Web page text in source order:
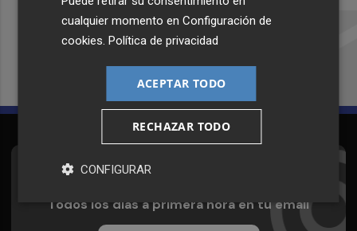
Recibe toda la actualidad de
Plaza Podcast en tu correo
Quiero suscribirme
Suscríbete al Boletín
Todos los días a primera hora en tu email
cualquier momento enConfiguración de
cookies.Política de privacidad
ACEPTAR TODO
RECHAZAR TODO
CONFIGURAR